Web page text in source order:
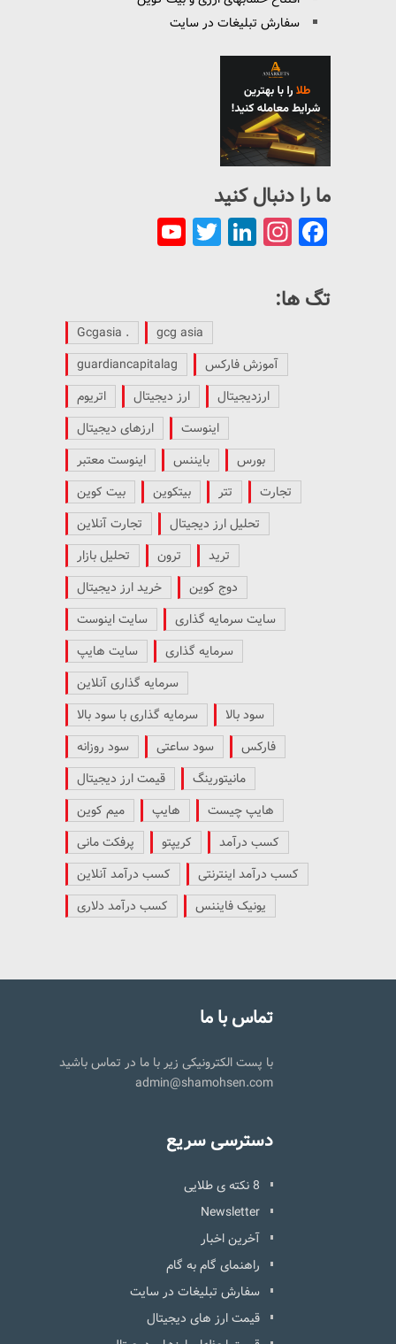
سفارش تبلیغات در سایت
ما را دنبال کنید
Facebook
Instagram
LinkedIn
Twitter
YouTube
Channel
تگ ها:
. Gcgasia
gcg asia
guardiancapitalag
آموزش فارکس
اتریوم
ارز دیجیتال
ارزدیجیتال
ارزهای دیجیتال
اینوست
اینوست معتبر
بایننس
بورس
بیت کوین
بیتکوین تتر
تجارت
تجارت آنلاین
تحلیل ارز دیجیتال
تحلیل بازار
ترون
ترید
خرید ارز دیجیتال
دوج کوین
سایت اینوست
سایت سرمایه گذاری
سایت هایپ
سرمایه گذاری
سرمایه گذاری آنلاین
سرمایه گذاری با سود بالا
سود بالا
سود روزانه
سود ساعتی
فارکس
قیمت ارز دیجیتال
مانیتورینگ
میم کوین
هایپ
هایپ چیست
پرفکت مانی
کریپتو
کسب درآمد
کسب درآمد آنلاین
کسب درآمد اینترنتی
کسب درآمد دلاری
یونیک فایننس
تماس با ما
با پست الکترونیکی زیر با ما در تماس باشید
admin@shamohsen.com
دسترسی سریع
8 نکته ی طلایی
Newsletter
آخرین اخبار
راهنمای گام به گام
سفارش تبلیغات در سایت
قیمت ارز های دیجیتال